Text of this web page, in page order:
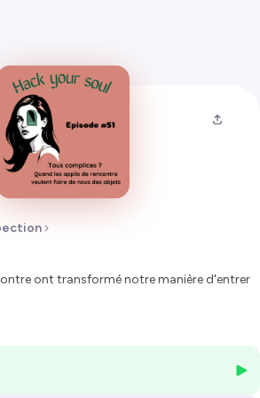
ont transformé notre manière d'entrer
optimiser… sommes-nous encore
?
devenus des consommateurs de liens, de